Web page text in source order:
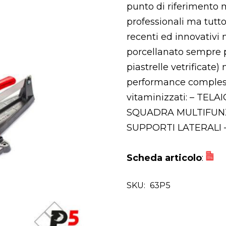
punto di riferimento
professionali ma
recenti ed innovativi
porcellanato sempre
piastrelle vetrificate)
performance
vitaminizzati: –
SQUADRA
SUPPORTI LATERALI
Scheda articolo:
SKU: 63P5